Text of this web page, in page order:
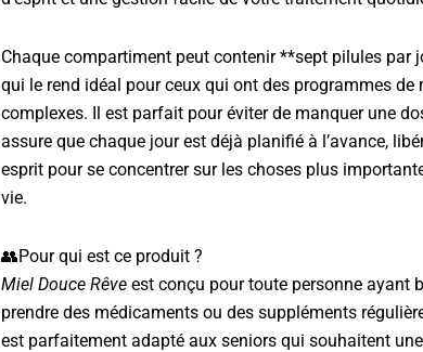
Chaque compartiment peut contenir **sept pilules par
qui le rend idéal pour ceux qui ont des programmes de
complexes. Il est parfait pour éviter de manquer une
assure que chaque jour est déjà planifié à l’avance,
esprit pour se concentrer sur les choses plus
vie.
👥Pour qui est ce produit ?
Miel Douce Rêve est conçu pour toute personne ayant
prendre des médicaments ou des suppléments
est parfaitement adapté aux seniors qui souhaitent une